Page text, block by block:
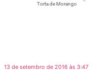
Torta de Morango
13 de setembro de 2016 às 3:47